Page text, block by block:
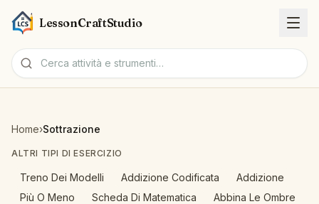
LessonCraftStudio
Attività
Strumenti
Home›Sottrazione
ALTRI TIPI DI ESERCIZIO
Treno Dei Modelli Addizione Codificata
Addizione
Più O Meno
Scheda Di Matematica
Abbina Le Ombre